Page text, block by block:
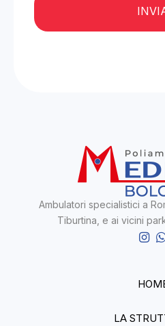
Ambulatori specialistici a
Tiburtina, e ai vicini
LA